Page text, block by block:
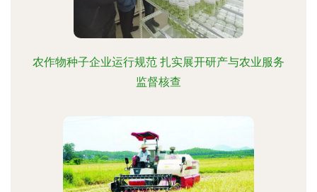
农作物种子企业运行规范 扎实展开研产与农业服务
监督核查